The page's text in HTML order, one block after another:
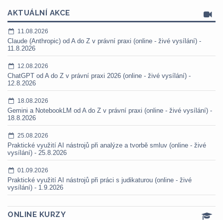
AKTUÁLNÍ AKCE
11.08.2026
Claude (Anthropic) od A do Z v právní praxi (online - živé vysílání) -
11.8.2026
12.08.2026
ChatGPT od A do Z v právní praxi 2026 (online - živé vysílání) -
12.8.2026
18.08.2026
Gemini a NotebookLM od A do Z v právní praxi (online - živé vysílání) -
18.8.2026
25.08.2026
Praktické využití AI nástrojů při analýze a tvorbě smluv (online - živé
vysílání) - 25.8.2026
01.09.2026
Praktické využití AI nástrojů při práci s judikaturou (online - živé
vysílání) - 1.9.2026
ONLINE KURZY